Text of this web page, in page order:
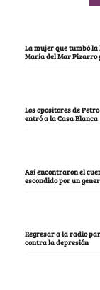
La mujer que tumbó
María del Mar Pizarro
Los opositores de
entró a la Casa Blanca
Así encontraron el
escondido por un
Regresar a la radio
contra la depresión